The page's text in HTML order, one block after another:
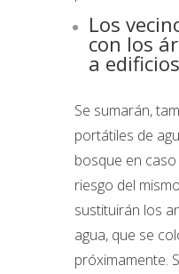
Los
con los
a edificios
Se sumarán,
portátiles de
bosque en
riesgo del
sustituirán los
agua, que se
próximamente.